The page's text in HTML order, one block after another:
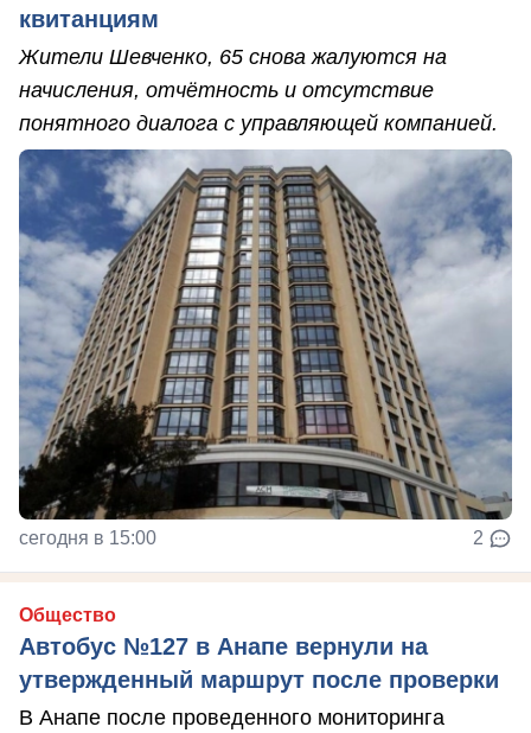
квитанциям
Жители Шевченко, 65 снова жалуются на
начисления, отчётность и отсутствие
понятного диалога с управляющей компанией.
сегодня в 15:00 2
Общество
Автобус №127 в Анапе вернули на
утвержденный маршрут после проверки
В Анапе после проведенного мониторинга